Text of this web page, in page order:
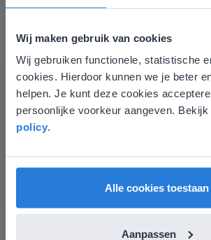
Wij maken gebruik van cookies
Wij gebruiken functionele, statistische
cookies. Hierdoor kunnen we je beter
helpen. Je kunt deze cookies
persoonlijke voorkeur aangeven. Bekijk
policy.
Alle cookies toestaan
Aanpassen
Ik vind de professionaliteit en
groot pluspunt van Gynzy. Datzelfde
luisteren naar suggesties, het open
informatievoorziening via de
verbetering noemen.
Tamara Alkemade
Margrietschool
Deze website komt
overeen met je locatie
Gezien je locatie, denken we dat
liever naar de website voor English
English